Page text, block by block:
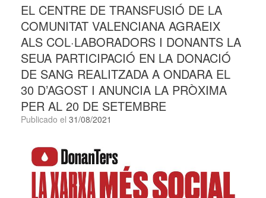
EL CENTRE DE TRANSFUSIÓ DE LA
COMUNITAT VALENCIANA AGRAEIX
ALS COL·LABORADORS I DONANTS LA
SEUA PARTICIPACIÓ EN LA DONACIÓ
DE SANG REALITZADA A ONDARA EL
30 D’AGOST I ANUNCIA LA PRÒXIMA
PER AL 20 DE SETEMBRE
Publicado el 31/08/2021